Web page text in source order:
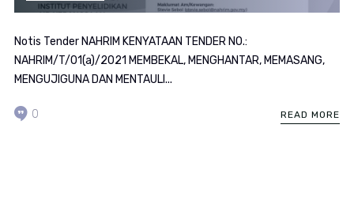
Notis Tender NAHRIM KENYATAAN TENDER NO.:
NAHRIM/T/01(a)/2021 MEMBEKAL, MENGHANTAR, MEMASANG,
MENGUJIGUNA DAN MENTAULI...
READ MORE
0